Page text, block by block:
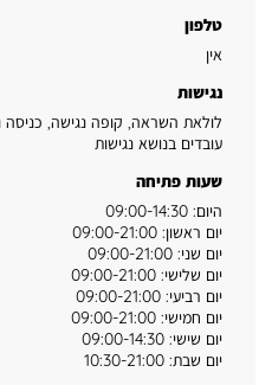
טלפון
אין
נגישות
לולאת השראה, קופה נגישה, כניסה
עובדים בנושא נגישות
שעות פתיחה
היום: 09:00-14:30
יום ראשון: 09:00-21:00
יום שני: 09:00-21:00
יום שלישי: 09:00-21:00
יום רביעי: 09:00-21:00
יום חמישי: 09:00-21:00
יום שישי: 09:00-14:30
יום שבת: 10:30-21:00